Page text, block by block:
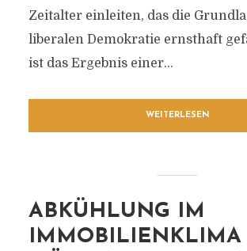
Zeitalter einleiten, das die
liberalen Demokratie ernsthaft
ist das Ergebnis einer...
WEITERLESEN
ABKÜHLUNG IM
IMMOBILIENKLIMA